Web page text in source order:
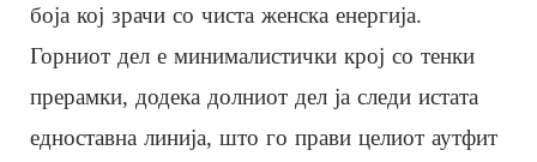
боја кој зрачи со чиста женска енергија.
Горниот дел е минималистички крој со тенки
прерамки, додека долниот дел ја следи истата
едноставна линија, што го прави целиот аутфит